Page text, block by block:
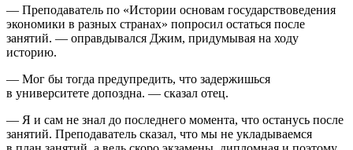
— Преподаватель по «Истории основам государствоведения
экономики в разных странах» попросил остаться после
занятий. — оправдывался Джим, придумывая на ходу
историю.
— Мог бы тогда предупредить, что задержишься
в университете допоздна. — сказал отец.
— Я и сам не знал до последнего момента, что останусь после
занятий. Преподаватель сказал, что мы не укладываемся